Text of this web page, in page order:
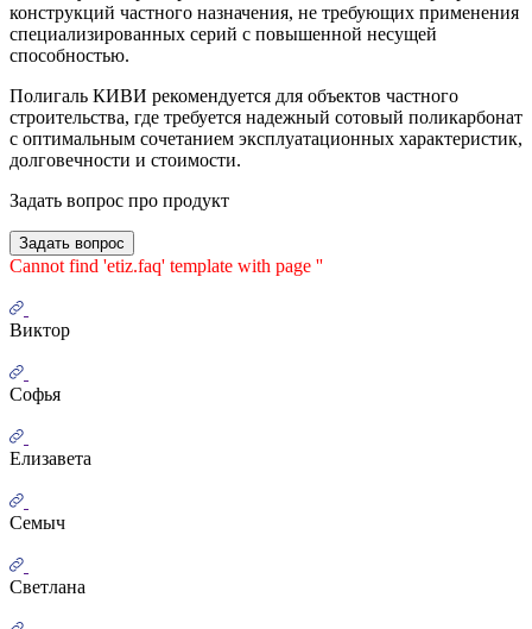
конструкций частного назначения, не требующих применения
специализированных серий с повышенной несущей
способностью.
Полигаль КИВИ рекомендуется для объектов частного
строительства, где требуется надежный сотовый поликарбонат
с оптимальным сочетанием эксплуатационных характеристик,
долговечности и стоимости.
Задать вопрос про продукт
Задать вопрос
Cannot find 'etiz.faq' template with page ''
Виктор
Софья
Елизавета
Семыч
Светлана